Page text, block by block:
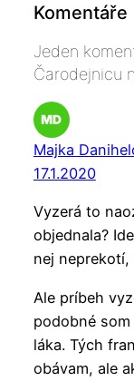
Komentáře
Jeden
Čarodejnicu
Majka
17.1.2020
Vyzerá to
objednala?
nej neprekotí,
Ale príbeh
podobné
láka. Tých
obávam, ale